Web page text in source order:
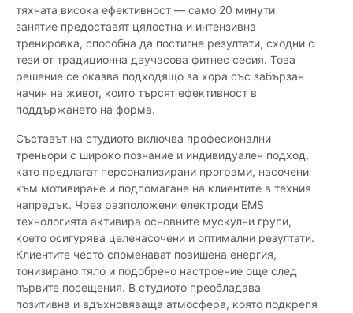
тяхната високa ефективност — само 20 минути
занятие предоставят цялостна и интензивна
тренировка, способна да постигне резултати, сходни с
тези от традиционна двучасова фитнес сесия. Това
решение се оказва подходящо за хора със забързан
начин на живот, които търсят ефективност в
поддържането на форма.
Съставът на студиото включва професионални
треньори с широко познание и индивидуален подход,
като предлагат персонализирани програми, насочени
към мотивиране и подпомагане на клиентите в техния
напредък. Чрез разположени електроди EMS
технологията активира основните мускулни групи,
което осигурява целенасочени и оптимални резултати.
Клиентите често споменават повишена енергия,
тонизирано тяло и подобрено настроение още след
първите посещения. В студиото преобладава
позитивна и вдъхновяваща атмосфера, която подкрепя